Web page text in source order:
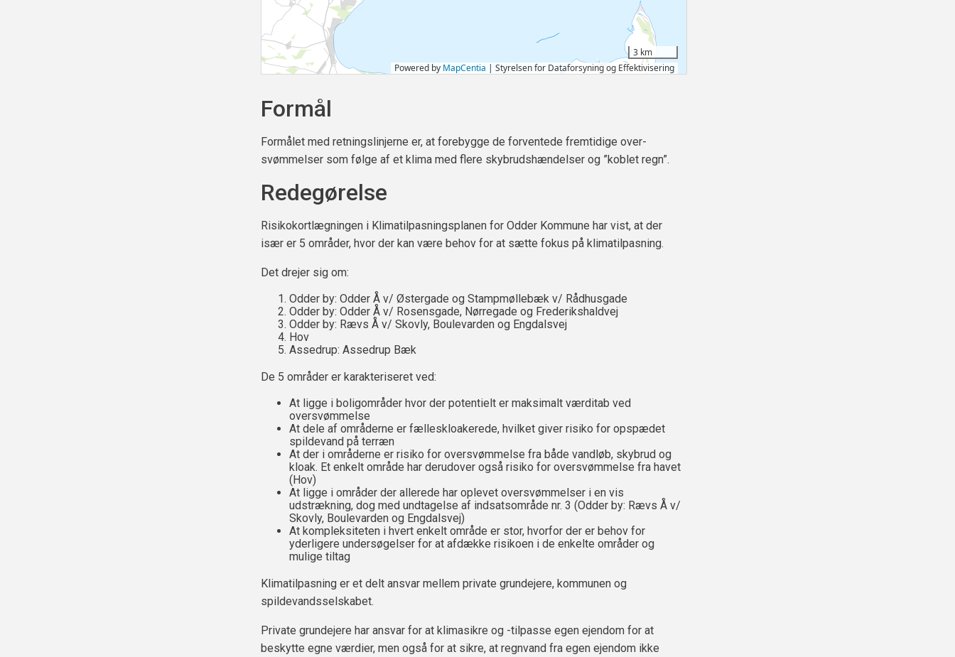
Formål
Formålet med retningslinjerne er, at forebygge de forventede fremtidige over-
svømmelser som følge af et klima med flere skybrudshændelser og ”koblet regn”.
Redegørelse
Risikokortlægningen i Klimatilpasningsplanen for Odder Kommune har vist, at der
især er 5 områder, hvor der kan være behov for at sætte fokus på klimatilpasning.
Det drejer sig om:
Odder by: Odder Å v/ Østergade og Stampmøllebæk v/ Rådhusgade
Odder by: Odder Å v/ Rosensgade, Nørregade og Frederikshaldvej
Odder by: Rævs Å v/ Skovly, Boulevarden og Engdalsvej
Hov
Assedrup: Assedrup Bæk
De 5 områder er karakteriseret ved:
At ligge i boligområder hvor der potentielt er maksimalt værditab ved
oversvømmelse
At dele af områderne er fælleskloakerede, hvilket giver risiko for opspædet
spildevand på terræn
At der i områderne er risiko for oversvømmelse fra både vandløb, skybrud og
kloak. Et enkelt område har derudover også risiko for oversvømmelse fra havet
(Hov)
At ligge i områder der allerede har oplevet oversvømmelser i en vis
udstrækning, dog med undtagelse af indsatsområde nr. 3 (Odder by: Rævs Å v/
Skovly, Boulevarden og Engdalsvej)
At kompleksiteten i hvert enkelt område er stor, hvorfor der er behov for
yderligere undersøgelser for at afdække risikoen i de enkelte områder og
mulige tiltag
Klimatilpasning er et delt ansvar mellem private grundejere, kommunen og
spildevandsselskabet.
Private grundejere har ansvar for at klimasikre og -tilpasse egen ejendom for at
beskytte egne værdier, men også for at sikre, at regnvand fra egen ejendom ikke